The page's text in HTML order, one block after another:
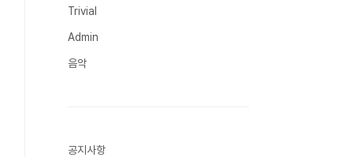
Trivial
Admin
음악
공지사항